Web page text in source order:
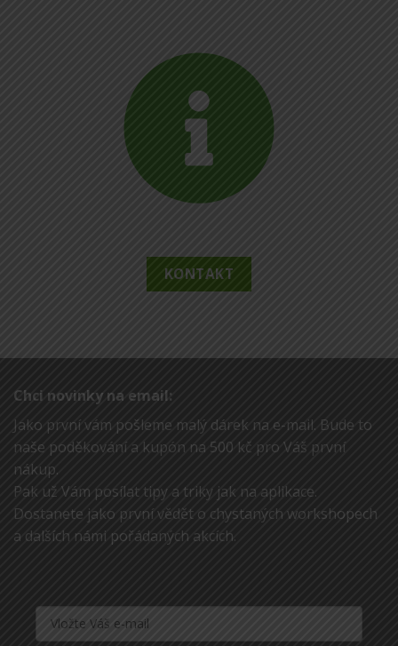
KONTAKT
Chci novinky na email:
Jako první vám pošleme malý dárek na e-mail. Bude to
naše poděkování a kupón na 500 kč pro Váš první
nákup.
Pak už Vám posílat tipy a triky jak na aplikace.
Dostanete jako první vědět o chystaných workshopech
a dalších námi pořádaných akcích.